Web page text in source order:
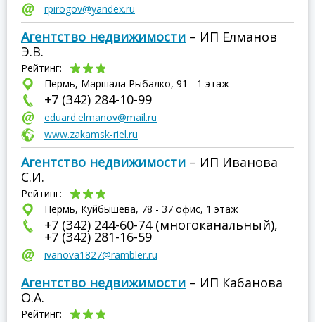
rpirogov@yandex.ru
Агентство недвижимости – ИП Елманов
Э.В.
Рейтинг:
Пермь, Маршала Рыбалко, 91 - 1 этаж
+7 (342) 284-10-99
eduard.elmanov@mail.ru
www.zakamsk-riel.ru
Агентство недвижимости – ИП Иванова
С.И.
Рейтинг:
Пермь, Куйбышева, 78 - 37 офис, 1 этаж
+7 (342) 244-60-74 (многоканальный),
+7 (342) 281-16-59
ivanova1827@rambler.ru
Агентство недвижимости – ИП Кабанова
О.А.
Рейтинг: